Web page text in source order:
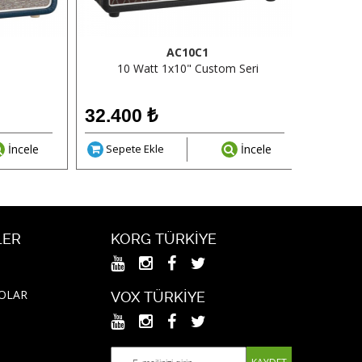
İncele
AC10C1
10 Watt 1x10" Custom Seri
32.400 ₺
Sepete Ekle İncele
KORG TÜRKIYE
VOX TÜRKIYE